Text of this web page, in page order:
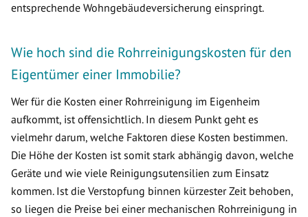
entsprechende Wohngebäudeversicherung einspringt.
Wie hoch sind die Rohrreinigungskosten für den
Eigentümer einer Immobilie?
Wer für die Kosten einer Rohrreinigung im Eigenheim
aufkommt, ist offensichtlich. In diesem Punkt geht es
vielmehr darum, welche Faktoren diese Kosten bestimmen.
Die Höhe der Kosten ist somit stark abhängig davon, welche
Geräte und wie viele Reinigungsutensilien zum Einsatz
kommen. Ist die Verstopfung binnen kürzester Zeit behoben,
so liegen die Preise bei einer mechanischen Rohrreinigung in